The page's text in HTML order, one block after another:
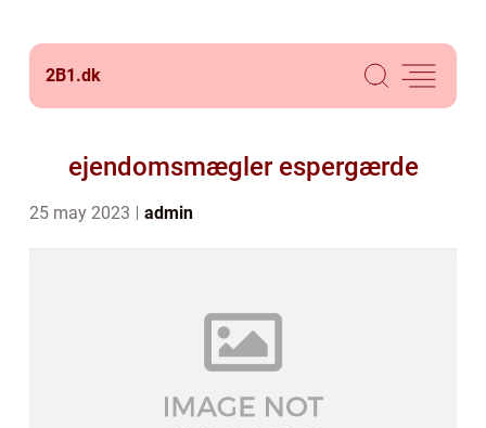
2B1.dk
ejendomsmægler espergærde
25 may 2023 admin